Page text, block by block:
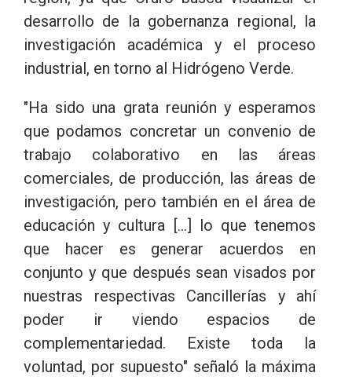
desarrollo de la gobernanza regional, la
investigación académica y el proceso
industrial, en torno al Hidrógeno Verde.
"Ha sido una grata reunión y esperamos
que podamos concretar un convenio de
trabajo colaborativo en las áreas
comerciales, de producción, las áreas de
investigación, pero también en el área de
educación y cultura [...] lo que tenemos
que hacer es generar acuerdos en
conjunto y que después sean visados por
nuestras respectivas Cancillerías y ahí
poder ir viendo espacios de
complementariedad. Existe toda la
voluntad, por supuesto" señaló la máxima